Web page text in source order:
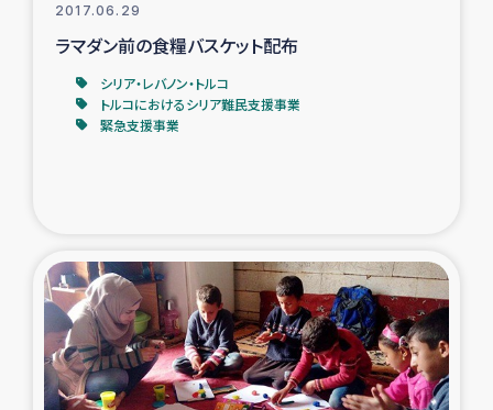
インドネシア中部 スラウェシの地震・津波被災者支援
スリランカ ムライティブ県帰還民の生活再建支援
スリランカ南部洪水被災者支援
スリランカの南北女性をつなぐサリー・リサイクル・プロ
ジェクト
2017.06.29
ラマダン前の食糧バスケット配布
シリア・レバノン・トルコ
トルコにおけるシリア難民支援事業
緊急支援事業